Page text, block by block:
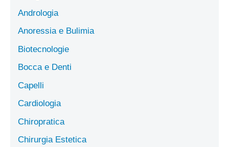
Andrologia
Anoressia e Bulimia
Biotecnologie
Bocca e Denti
Capelli
Cardiologia
Chiropratica
Chirurgia Estetica